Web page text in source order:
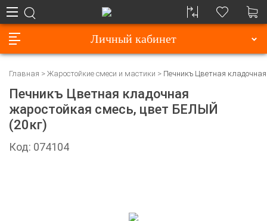
Личный кабинет
Главная Жаростойкие смеси и мастики Печникъ Цветная
Печникъ Цветная кладочная
жаростойкая смесь, цвет БЕЛЫЙ
(20кг)
Код: 074104